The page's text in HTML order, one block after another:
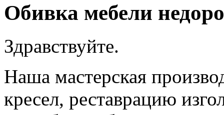
Обивка мебели
Здравствуйте.
Наша мастерская
кресел, реставрацию